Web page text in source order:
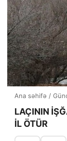
Ana səhifə /
LAÇININ
İL ÖTÜR